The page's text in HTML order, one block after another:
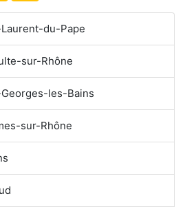
du-Pape
sur-Rhône
les-Bains
sur-Rhône